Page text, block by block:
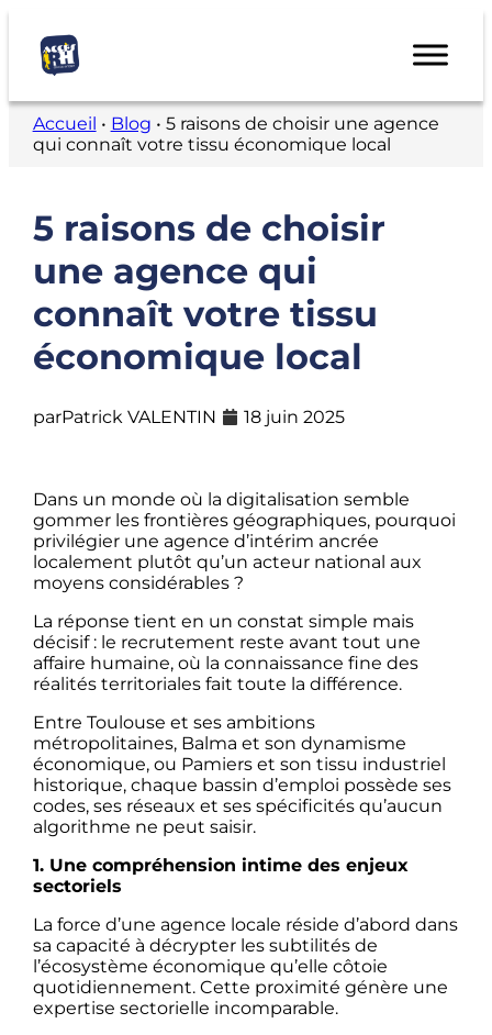
Accueil • Blog • 5 raisons de choisir une agence
qui connaît votre tissu économique local
5 raisons de choisir
une agence qui
connaît votre tissu
économique local
parPatrick VALENTIN 18 juin 2025
Dans un monde où la digitalisation semble
gommer les frontières géographiques, pourquoi
privilégier une agence d’intérim ancrée
localement plutôt qu’un acteur national aux
moyens considérables ?
La réponse tient en un constat simple mais
décisif : le recrutement reste avant tout une
affaire humaine, où la connaissance fine des
réalités territoriales fait toute la différence.
Entre Toulouse et ses ambitions
métropolitaines, Balma et son dynamisme
économique, ou Pamiers et son tissu industriel
historique, chaque bassin d’emploi possède ses
codes, ses réseaux et ses spécificités qu’aucun
algorithme ne peut saisir.
1. Une compréhension intime des enjeux
sectoriels
La force d’une agence locale réside d’abord dans
sa capacité à décrypter les subtilités de
l’écosystème économique qu’elle côtoie
quotidiennement. Cette proximité génère une
expertise sectorielle incomparable.